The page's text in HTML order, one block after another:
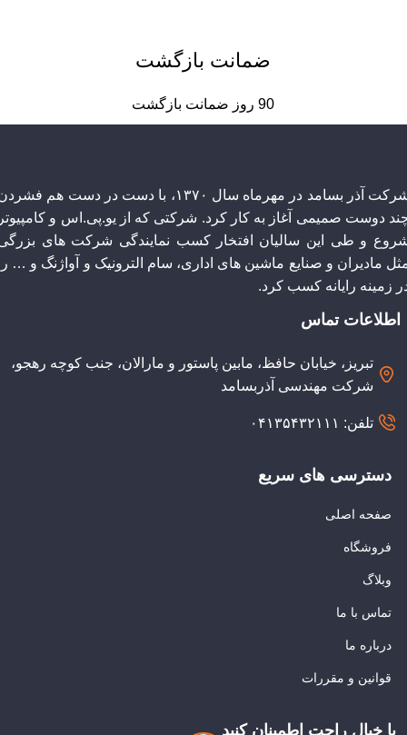
ضمانت بازگشت
90 روز ضمانت بازگشت
شرکت آذر بسامد در مهرماه سال ۱۳۷۰، با دست در دست هم
دوست صمیمی آغاز به کار کرد. شرکتی که از یو.پی.اس و
و طی این سالیان افتخار کسب نمایندگی شرکت های
مادیران و صنایع ماشین های اداری، سام الترونیک و آواژنگ و …
زمینه رایانه کسب کرد.
اطلاعات تماس
تبریز، خیابان حافظ، مابین پاستور و مارالان، جنب کوچه رهجو،
شرکت مهندسی آذربسامد
تلفن: ۰۴۱۳۵۴۳۲۱۱۱
دسترسی های سریع
صفحه اصلی
فروشگاه
وبلاگ
تماس با ما
درباره ما
قوانین و مقررات
با خیال راحت اطمینان کنید